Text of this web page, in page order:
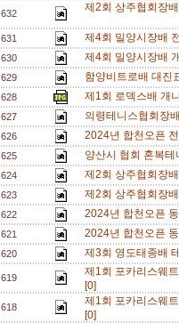
632 제2회 상주협회장
631 제4회 밀양시장배
630 제4회 밀양시장배
629 함양비트로배 대
628 제1회 로덱스배 개
627 의령테니스협회장
626 2024년 합천오픈
625 양산시 협회 혼복
624 제2회 상주협회장
623 제2회 상주협회장
622 2024년 합천오픈
621 2024년 합천오픈
620 제3회 영도태종배
619
제1회 포카리스웨
[0]
618
제1회 포카리스웨
[0]